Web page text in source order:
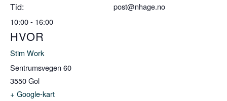
Tid:
10:00 - 16:00
HVOR
Stim Work
Sentrumsvegen 60
3550Gol
+ Google-kart
post@nhage.no